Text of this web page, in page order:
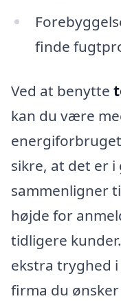
finde
Ved at benytte
kan du være
sikre, at det er
sammenligner
højde for
tidligere
ekstra tryghed
firma du